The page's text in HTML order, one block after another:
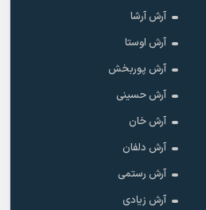
آرش آرشا
آرش اوستا
آرش پوربخش
آرش حسینی
آرش خان
آرش دلفان
آرش رستمی
آرش زیادی